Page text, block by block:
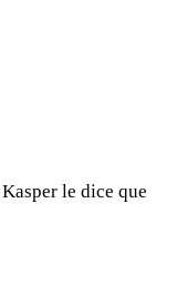
le dice que